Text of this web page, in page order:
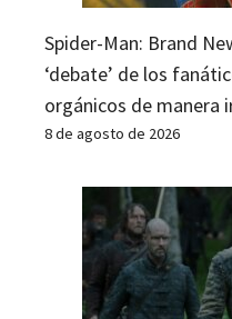
Spider-Man: Brand
‘debate’ de los
orgánicos de manera
8 de agosto de 2026